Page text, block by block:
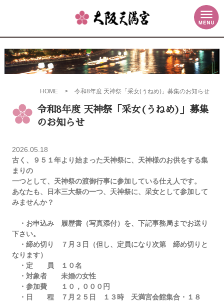
HOME > 令和8年度 天神祭「采女(うねめ)」募集のお知らせ
令和8年度 天神祭「采女(うねめ)」募集
のお知らせ
2026.05.18
古く、９５１年より始まった天神祭に、天神様のお供をする集
まりの
一つとして、天神祭の渡御行事に参加している仕え人です。
あなたも、日本三大祭の一つ、天神祭に、采女として参加して
みませんか？
・お申込み 履歴書（写真添付）を、下記事務局までお送り
下さい。
・締め切り ７月３日（但し、定員になり次第 締め切りと
なります）
・定 員 １０名
・対象者 未婚の女性
・参加費 １０，０００円
・日 程 ７月２５日 １３時 天満宮会館集合・１８